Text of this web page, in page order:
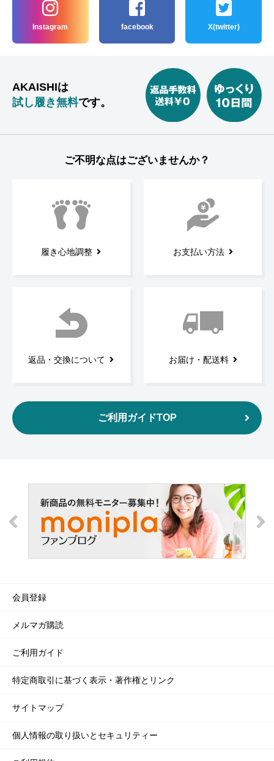
Instagram facebook X(twitter)
AKAISHIは
試し履き無料です。
ご不明な点はございませんか？
履き心地調整 お支払い方法
返品・交換について お届け・配送料
ご利用ガイドTOP
会員登録
メルマガ購読
ご利用ガイド
特定商取引に基づく表示・著作権とリンク
サイトマップ
個人情報の取り扱いとセキュリティー